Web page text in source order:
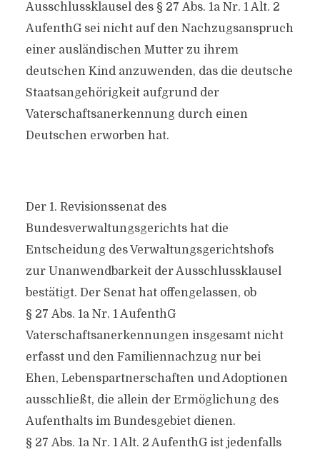
Ausschlussklausel des § 27 Abs. 1a Nr. 1 Alt. 2
AufenthG sei nicht auf den Nachzugsanspruch
einer ausländischen Mutter zu ihrem
deutschen Kind anzuwenden, das die deutsche
Staatsangehörigkeit aufgrund der
Vaterschaftsanerkennung durch einen
Deutschen erworben hat.
Der 1. Revisionssenat des
Bundesverwaltungsgerichts hat die
Entscheidung des Verwaltungsgerichtshofs
zur Unanwendbarkeit der Ausschlussklausel
bestätigt. Der Senat hat offengelassen, ob
§ 27 Abs. 1a Nr. 1 AufenthG
Vaterschaftsanerkennungen insgesamt nicht
erfasst und den Familiennachzug nur bei
Ehen, Lebenspartnerschaften und Adoptionen
ausschließt, die allein der Ermöglichung des
Aufenthalts im Bundesgebiet dienen.
§ 27 Abs. 1a Nr. 1 Alt. 2 AufenthG ist jedenfalls